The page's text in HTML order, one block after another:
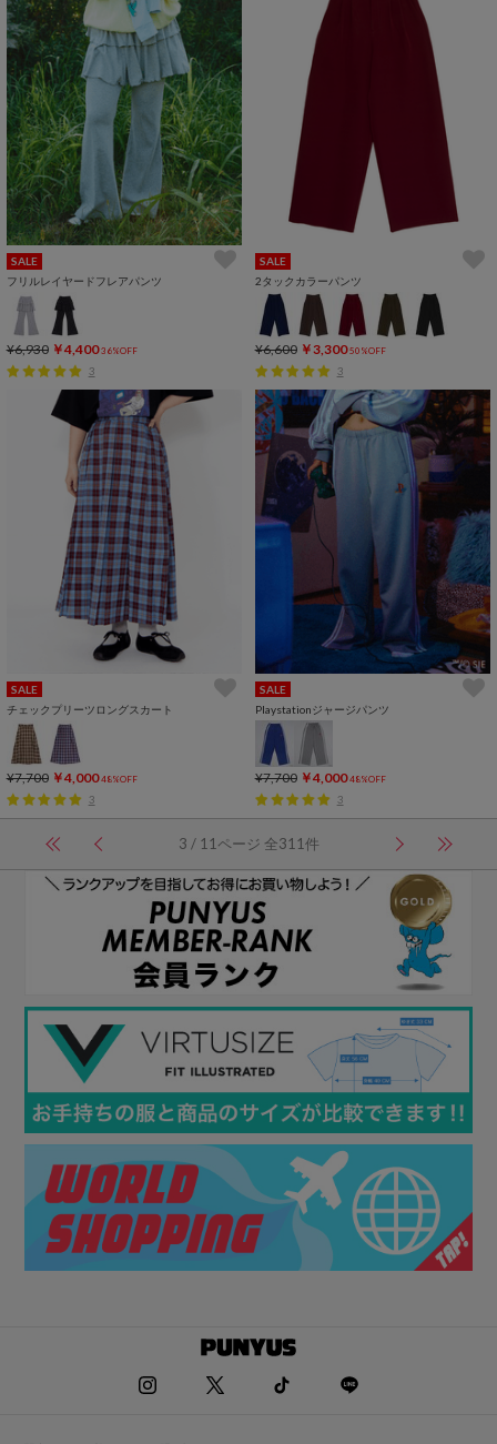
SALE
フリルレイヤードフレアパンツ
¥6,930 ￥4,400 36%OFF
3
SALE
2タックカラーパンツ
¥6,600 ￥3,300 50%OFF
3
SALE
チェックプリーツロングスカート
¥7,700 ￥4,000 48%OFF
3
SALE
Playstationジャージパンツ
¥7,700 ￥4,000 48%OFF
3
3 / 11ページ 全311件